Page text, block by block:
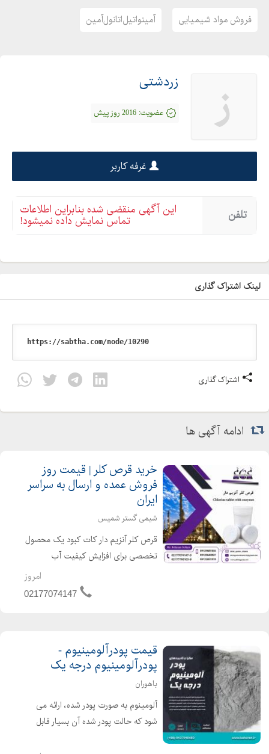
فروش مواد شیمیایی آمینواتیل‌اتانول‌آمین
ز زردشتی
عضویت: 2016 روز پیش
غرفه کاربر
تلفن این آگهی منقضی شده بنابراین اطلاعات
تماس نمایش داده نمیشود!
لینک اشتراک گذاری
اشتراک گذاری
ادامه آگهی ها
خرید قرص کلر | قیمت روز
فروش عمده و ارسال به سراسر
ایران
شیمی گستر شمیس
قرص کلر آنزیم دار کات کبود یک محصول
تخصصی برای افزایش کیفیت آب
آکواریوم و حفظ سلامت آبزیان است. این
قرص با استفاده از آنزیم های فعال، به
امروز
02177074147
قیمت پودرآلومینیوم -
پودرآلومینیوم درجه یک
باهوران
آلومینوم به صورت پودر شده، ارائه می
شود که حالت پودر شده آن بسیار قابل